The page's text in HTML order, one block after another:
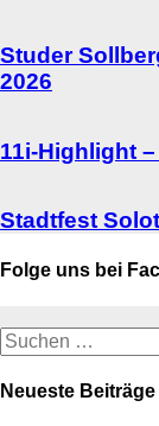
Studer
2026
11i-Highlight
Stadtfest
Folge uns bei
Suchen
nach:
Neueste Beiträge